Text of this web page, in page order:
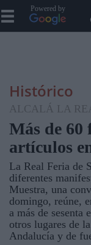
Powered by
Histórico
ALCALÁ LA
Más de 60
artículos
La Real Feria de
diferentes
Muestra, una
domingo, reúne,
a más de
otros lugares de
Andalucía y de